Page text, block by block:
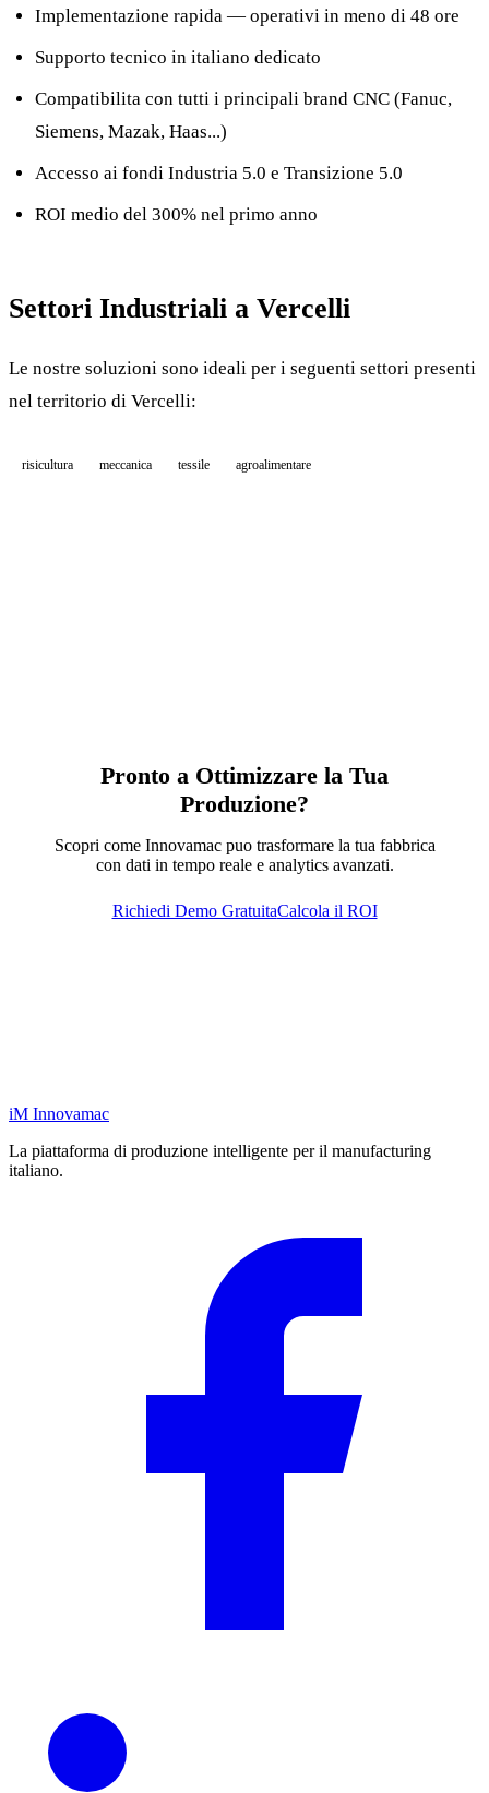
Implementazione rapida — operativi in meno di 48 ore
Supporto tecnico in italiano dedicato
Compatibilita con tutti i principali brand CNC (Fanuc,
Siemens, Mazak, Haas...)
Accesso ai fondi Industria 5.0 e Transizione 5.0
ROI medio del 300% nel primo anno
Settori Industriali a Vercelli
Le nostre soluzioni sono ideali per i seguenti settori presenti
nel territorio di Vercelli:
risicultura meccanica tessile agroalimentare
Pronto a Ottimizzare la Tua
Produzione?
Scopri come Innovamac puo trasformare la tua fabbrica
con dati in tempo reale e analytics avanzati.
Richiedi Demo GratuitaCalcola il ROI
iM Innovamac
La piattaforma di produzione intelligente per il manufacturing
italiano.